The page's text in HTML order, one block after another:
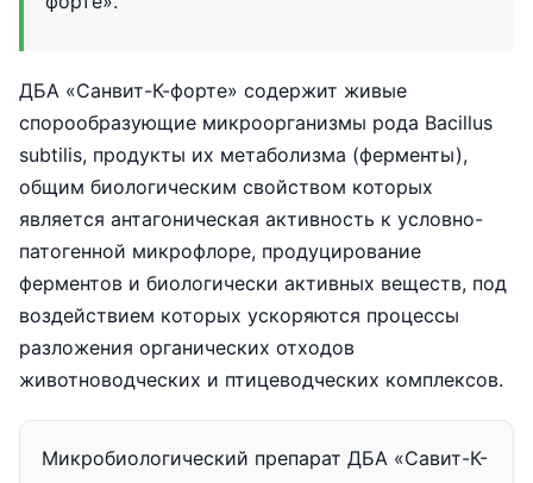
ДБА «Санвит-К-форте» содержит живые
спорообразующие микроорганизмы рода Bacillus
subtilis, продукты их метаболизма (ферменты),
общим биологическим свойством которых
является антагоническая активность к условно-
патогенной микрофлоре, продуцирование
ферментов и биологически активных веществ, под
воздействием которых ускоряются процессы
разложения органических отходов
животноводческих и птицеводческих комплексов.
Микробиологический препарат ДБА «Савит-К-